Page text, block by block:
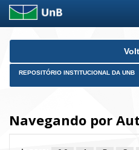
Skip
REPOSITÓRIO INSTITUCIONAL DA UNB
Navegando por